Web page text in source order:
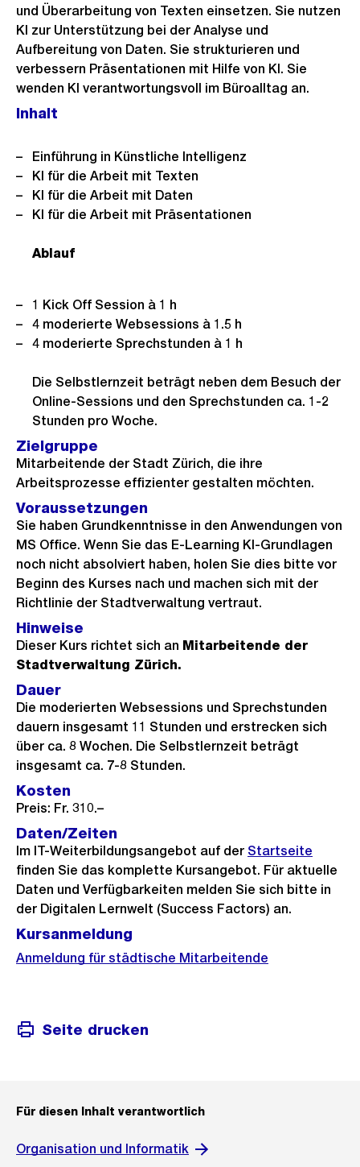
und Überarbeitung von Texten einsetzen. Sie nutzen
KI zur Unterstützung bei der Analyse und
Aufbereitung von Daten. Sie strukturieren und
verbessern Präsentationen mit Hilfe von KI. Sie
wenden KI verantwortungsvoll im Büroalltag an.
Inhalt
Einführung in Künstliche Intelligenz
KI für die Arbeit mit Texten
KI für die Arbeit mit Daten
KI für die Arbeit mit Präsentationen
Ablauf
1 Kick Off Session à 1 h
4 moderierte Websessions à 1.5 h
4 moderierte Sprechstunden à 1 h
Die Selbstlernzeit beträgt neben dem Besuch der
Online-Sessions und den Sprechstunden ca. 1-2
Stunden pro Woche.
Zielgruppe
Mitarbeitende der Stadt Zürich, die ihre
Arbeitsprozesse effizienter gestalten möchten.
Voraussetzungen
Sie haben Grundkenntnisse in den Anwendungen von
MS Office. Wenn Sie das E-Learning KI-Grundlagen
noch nicht absolviert haben, holen Sie dies bitte vor
Beginn des Kurses nach und machen sich mit der
Richtlinie der Stadtverwaltung vertraut.
Hinweise
Dieser Kurs richtet sich an Mitarbeitende der
Stadtverwaltung Zürich.
Dauer
Die moderierten Websessions und Sprechstunden
dauern insgesamt 11 Stunden und erstrecken sich
über ca. 8 Wochen. Die Selbstlernzeit beträgt
insgesamt ca. 7-8 Stunden.
Kosten
Preis: Fr. 310.–
Daten/Zeiten
Im IT-Weiterbildungsangebot auf der Startseite
finden Sie das komplette Kursangebot. Für aktuelle
Daten und Verfügbarkeiten melden Sie sich bitte in
der Digitalen Lernwelt (Success Factors) an.
Kursanmeldung
Anmeldung für städtische Mitarbeitende
Seite drucken
Für diesen Inhalt verantwortlich
Organisation und Informatik